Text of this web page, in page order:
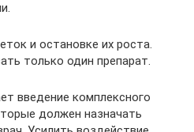
и остановке их роста.
только один препарат.
введение комплексного
должен назначать